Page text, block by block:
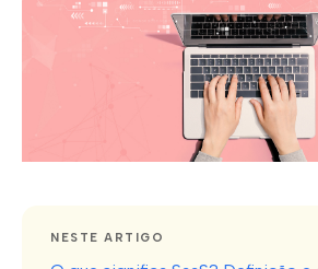
NESTE ARTIGO